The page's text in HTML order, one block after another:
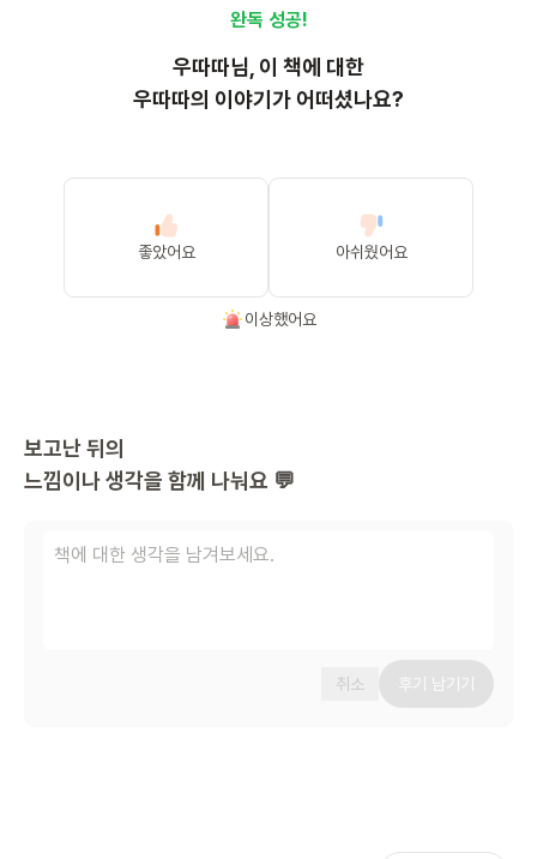
완독 성공!
우따따님, 이 책에 대한
우따따의 이야기가 어떠셨나요?
좋았어요 아쉬웠어요
이상했어요
보고난 뒤의
느낌이나 생각을 함께 나눠요 💬
취소 후기 남기기